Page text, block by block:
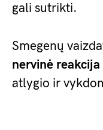
gali sutrikti.
Smegenų
nervinė reakcija
atlygio ir